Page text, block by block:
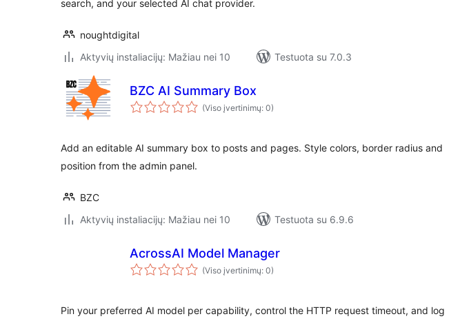
search, and your selected AI chat provider.
noughtdigital
Aktyvių instaliacijų: Mažiau nei 10
Testuota su 7.0.3
BZC AI Summary Box
(Viso įvertinimų: 0)
Add an editable AI summary box to posts and pages. Style colors, border radius and
position from the admin panel.
BZC
Aktyvių instaliacijų: Mažiau nei 10
Testuota su 6.9.6
AcrossAI Model Manager
(Viso įvertinimų: 0)
Pin your preferred AI model per capability, control the HTTP request timeout, and log